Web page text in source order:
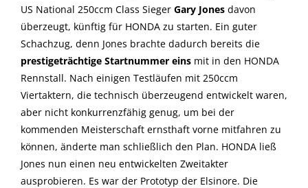
US National 250ccm Class Sieger Gary Jonesdavon
überzeugt, künftig für HONDA zu starten. Ein guter
Schachzug, denn Jones brachte dadurch bereits die
prestigeträchtige Startnummer einsmit in den HONDA
Rennstall. Nach einigen Testläufen mit 250ccm
Viertaktern, die technisch überzeugend entwickelt waren,
aber nicht konkurrenzfähig genug, um bei der
kommenden Meisterschaft ernsthaft vorne mitfahren zu
können, änderte man schließlich den Plan. HONDA ließ
Jones nun einen neu entwickelten Zweitakter
ausprobieren. Es war der Prototyp der Elsinore. Die